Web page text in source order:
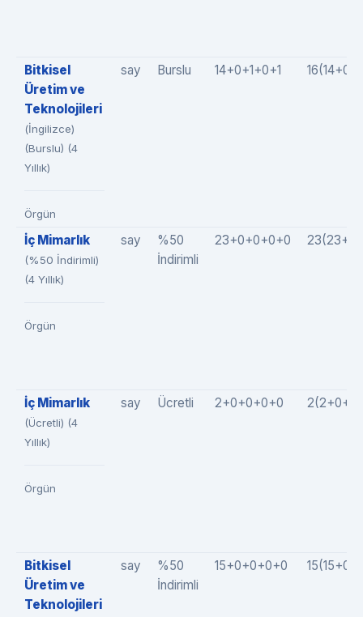
Bitkisel
Üretim ve
Teknolojileri
(İngilizce)
(Burslu) (4
Yıllık)
Örgün
say Burslu 14+0+1+0+1
İç Mimarlık
(%50 İndirimli)
(4 Yıllık)
Örgün
say
%50
İndirimli
23+0+0+0+0
İç Mimarlık
(Ücretli) (4
Yıllık)
Örgün
say Ücretli 2+0+0+0+0
Bitkisel
Üretim ve
Teknolojileri
say
%50
İndirimli
15+0+0+0+0